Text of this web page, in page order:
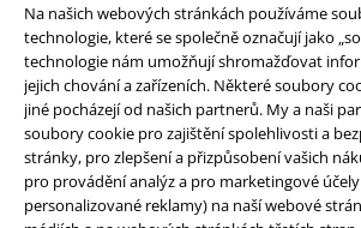
Na našich webových stránkách používáme
technologie, které se společně označují jako
technologie nám umožňují shromažďovat
jejich chování a zařízeních. Některé soubory
jiné pocházejí od našich partnerů. My a naši
soubory cookie pro zajištění spolehlivosti a
stránky, pro zlepšení a přizpůsobení vašich
pro provádění analýz a pro marketingové
personalizované reklamy) na naší webové
Právní informace
Podmínky
Prohlášení
Ochrana osobních údajů